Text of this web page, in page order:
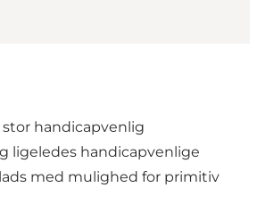
handicapvenlig
ligeledes handicapvenlige
med mulighed for primitiv